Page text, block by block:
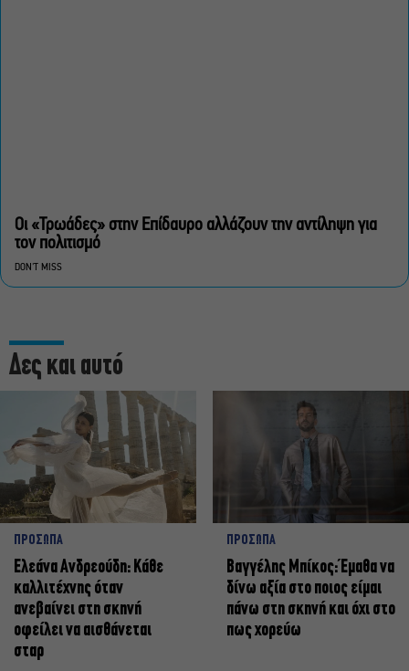
Οι «Τρωάδες» στην Επίδαυρο αλλάζουν την αντίληψη για
τον πολιτισμό
DON'T MISS
Δες και αυτό
ΠΡΟΣΩΠΑ
Ελεάνα Ανδρεούδη: Κάθε
καλλιτέχνης όταν
ανεβαίνει στη σκηνή
οφείλει να αισθάνεται
σταρ
ΠΡΟΣΩΠΑ
Βαγγέλης Μπίκος: Έμαθα να
δίνω αξία στο ποιος είμαι
πάνω στη σκηνή και όχι στο
πως χορεύω